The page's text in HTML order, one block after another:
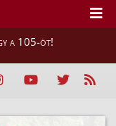
a 105-öt!